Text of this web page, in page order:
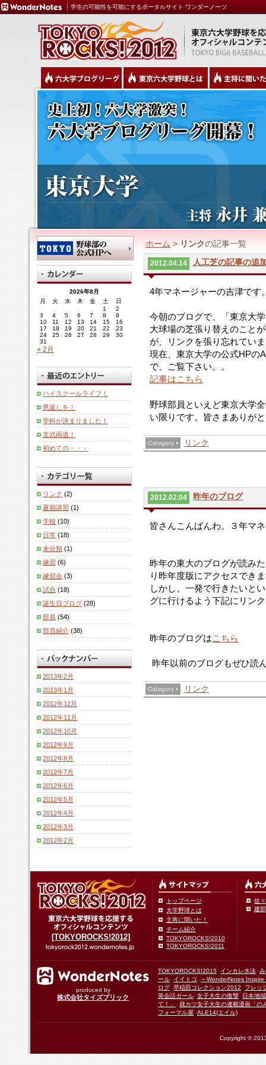
学生の可能性を可能にするポータルサイト ワンダーノーツ
ホーム > リンクの記事一覧
2012.04.14 人工芝の記事の追
4年マネージャーの吉津です
今朝のブログで、「東京大
大球場の芝張り替えのこと
が、リンクを張り忘れてい
現在、東京大学の公式HPの
で、ご覧下さい。。
記事はこちら
野球部員といえど東京大学
い限りです。皆さまありが
リンク
2012.02.04 昨年のブログ
皆さんこんばんわ。３年マ
昨年の東大のブログが読み
り昨年度版にアクセスでき
しかし、一発で行きたいと
グに行けるよう下記にリン
昨年のブログはこちら
昨年以前のブログもぜひ読
リンク
2026年8月
月
火 水 木 金 土
日
1
2
3
4 5 6 7 8
9
10
11 12 13 14 15
16
17
18 19 20 21 22
23
24
25 26 27 28 29
30
31
« 2月
ハイスクールライフ！
恩返しを！
学科が決まりました！
文武両道！
初めての・・・
リンク (2)
夏期講習 (1)
学校 (10)
日常 (18)
未分類 (1)
練習 (6)
練習会 (3)
試合 (18)
誕生日ブログ (28)
部員 (54)
部員紹介 (38)
2013年2月
2013年1月
2012年12月
2012年11月
2012年10月
2012年9月
2012年8月
2012年7月
2012年6月
2012年5月
2012年4月
2012年3月
2012年2月
[TOKYOROCKS!2012]
トップページ
大学野球とは
主将に聞いた！
チーム紹介
TOKYOROCKS!2010
TOKYOROCKS!2011
佐
建
produced by
株式会社タイズブリック
TOKYOROCKS!2015 インカレ水泳
ール
イイトコ
～WonderNotes Inspire
ログ 早稲田コレクション2012
フレッ
英会話ガール 女子大生の復讐
日本地
て！」
就カツ女子大生の連載漫画「の
フォーマル屋
ALE14(エイル)
Copyright ©